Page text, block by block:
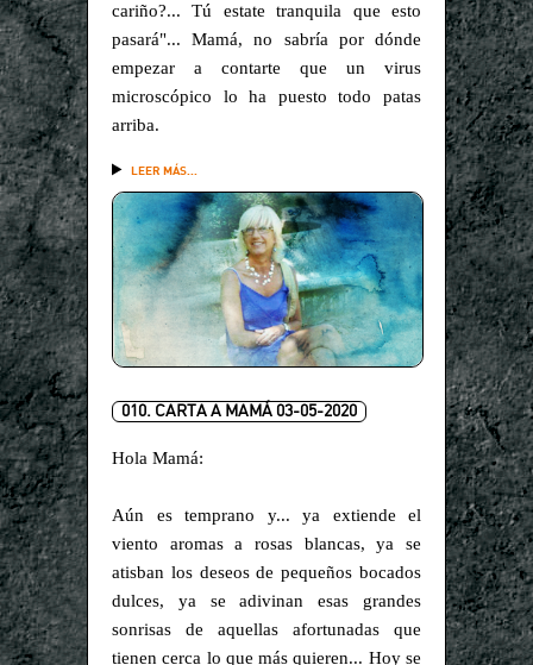
cariño?... Tú estate tranquila que esto
pasará"... Mamá, no sabría por dónde
empezar a contarte que un virus
microscópico lo ha puesto todo patas
arriba.
LEER MÁS...
010. CARTA A MAMÁ 03-05-2020
Hola Mamá:
Aún es temprano y... ya extiende el
viento aromas a rosas blancas, ya se
atisban los deseos de pequeños bocados
dulces, ya se adivinan esas grandes
sonrisas de aquellas afortunadas que
tienen cerca lo que más quieren... Hoy se